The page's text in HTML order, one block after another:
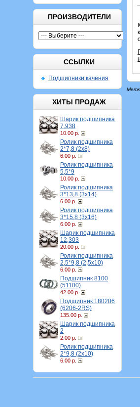
ПРОИЗВОДИТЕЛИ
ССЫЛКИ
Подшипники качения
ХИТЫ ПРОДАЖ
Шарик подшипника
7,938
10.00 р.
Ролик подшипника
2*7,8 (2х8)
6.00 р.
Ролик подшипника
5,5*9
10.00 р.
Ролик подшипника
3*13,8 (3х14)
6.00 р.
Ролик подшипника
3*15,8 (3х16)
6.00 р.
Шарик подшипника
12,303
20.00 р.
Ролик подшипника
2,5*9,8 (2,5х10)
6.00 р.
Подшипник 8100
(51100)
42.00 р.
Подшипник 180206
(6206-2RS)
135.00 р.
Шарик подшипника
2
2.00 р.
Ролик подшипника
2*9,8 (2х10)
6.00 р.